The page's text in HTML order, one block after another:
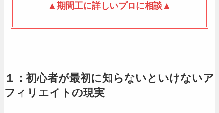
▲期間工に詳しいプロに相談▲
１：初心者が最初に知らないといけないア
フィリエイトの現実